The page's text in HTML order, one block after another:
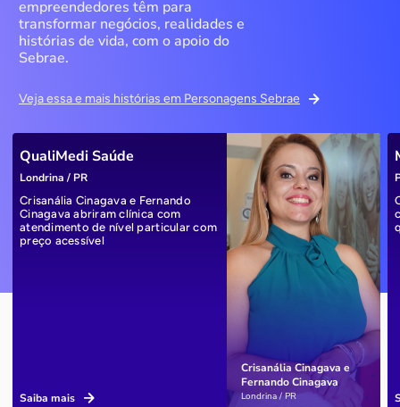
empreendedores têm para
transformar negócios, realidades e
histórias de vida, com o apoio do
Sebrae.
Veja essa e mais histórias em Personagens Sebrae
Crisanália Cinagava e
Fernando Cinagava
Londrina / PR
QualiMedi Saúde
Londrina / PR
Crisanália Cinagava e Fernando
Cinagava abriram clínica com
atendimento de nível particular com
preço acessível
Saiba mais